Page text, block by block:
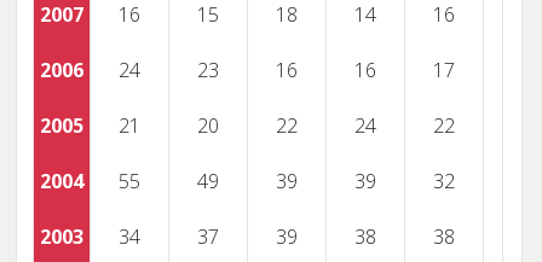
2007 16 15 18 14 16
2006 24 23 16 16 17
2005 21 20 22 24 22
2004 55 49 39 39 32
2003 34 37 39 38 38